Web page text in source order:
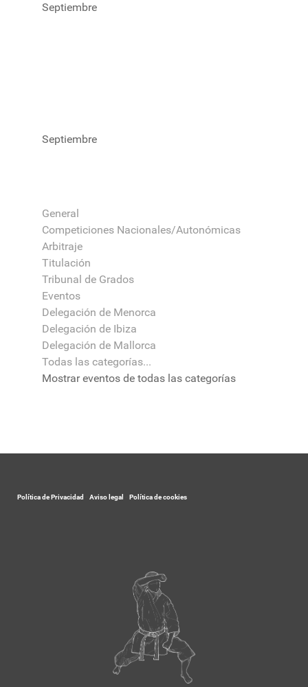
Septiembre
Septiembre
General
Competiciones Nacionales/Autonómicas
Arbitraje
Titulación
Tribunal de Grados
Eventos
Delegación de Menorca
Delegación de Ibiza
Delegación de Mallorca
Todas las categorías...
Mostrar eventos de todas las categorías
Política de Privacidad Aviso legal Política de cookies